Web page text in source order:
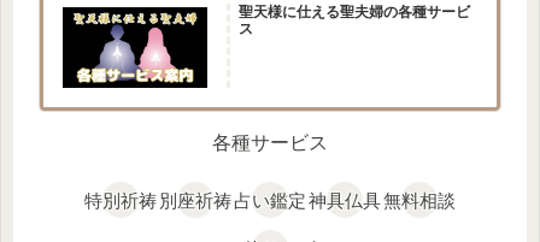
聖天様に仕える聖夫婦の各種サービ
ス
各種サービス
特別祈祷別座祈祷占い鑑定神具仏具無料相談